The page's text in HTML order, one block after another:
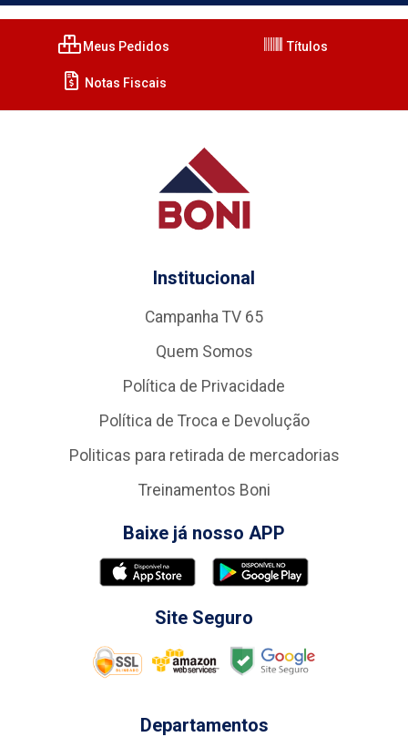
Meus Pedidos Títulos
Notas Fiscais
Institucional
Campanha TV 65
Quem Somos
Política de Privacidade
Política de Troca e Devolução
Politicas para retirada de mercadorias
Treinamentos Boni
Baixe já nosso APP
Site Seguro
Departamentos